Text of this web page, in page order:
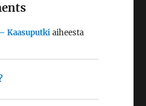
Kaasuputkiaiheesta